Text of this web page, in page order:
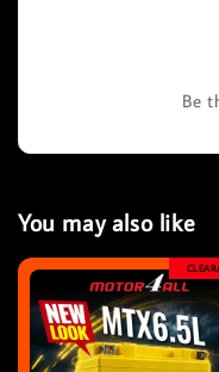
Be
You may also like